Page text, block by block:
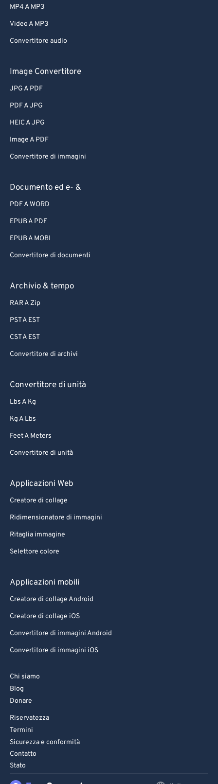
MP4 A MP3
Video A MP3
Convertitore audio
Image Convertitore
JPG A PDF
PDF A JPG
HEIC A JPG
Image A PDF
Convertitore di immagini
Documento ed e- &
PDF A WORD
EPUB A PDF
EPUB A MOBI
Convertitore di documenti
Archivio & tempo
RAR A Zip
PST A EST
CST A EST
Convertitore di archivi
Convertitore di unità
Lbs A Kg
Kg A Lbs
Feet A Meters
Convertitore di unità
Applicazioni Web
Creatore di collage
Ridimensionatore di immagini
Ritaglia immagine
Selettore colore
Applicazioni mobili
Creatore di collage Android
Creatore di collage iOS
Convertitore di immagini Android
Convertitore di immagini iOS
Chi siamo
Blog
Donare
Riservatezza
Termini
Sicurezza e conformità
Contatto
Stato